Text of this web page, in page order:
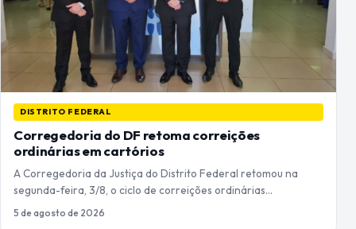
DISTRITO FEDERAL
Corregedoria do DF retoma correições
ordinárias em cartórios
A Corregedoria da Justiça do Distrito Federal retomou na
segunda-feira, 3/8, o ciclo de correições ordinárias…
5 de agosto de 2026